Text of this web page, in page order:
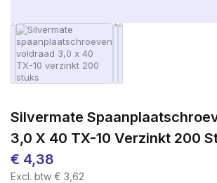
Silvermate
3,0 X 40 TX-10 Verzinkt 200
€ 4,38
Excl. btw € 3,62